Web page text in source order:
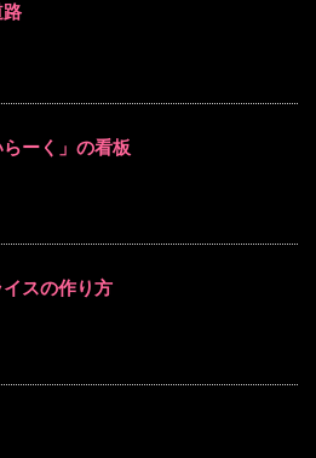
路
らーく」の看板
イスの作り方